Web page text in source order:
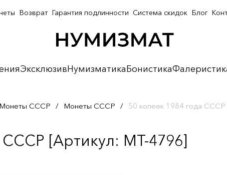
ЭксклюзивНумизматикаБонистика
Возврат Гарантия подлинности Система скидок Блог
Монеты СССР / Монеты СССР / 50 копеек 1984 года СССР
[Артикул: MT-4796]